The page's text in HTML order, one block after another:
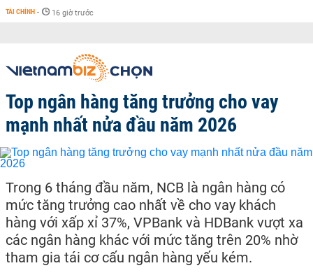
TÀI CHÍNH - 16 giờ trước
Top ngân hàng tăng trưởng cho vay
mạnh nhất nửa đầu năm 2026
Trong 6 tháng đầu năm, NCB là ngân hàng có
mức tăng trưởng cao nhất về cho vay khách
hàng với xấp xỉ 37%, VPBank và HDBank vượt xa
các ngân hàng khác với mức tăng trên 20% nhờ
tham gia tái cơ cấu ngân hàng yếu kém.